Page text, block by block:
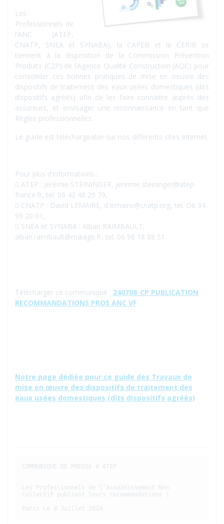
Les
Professionnels de
l’ANC (ATEP,
CNATP, SNEA et SYNABA), la CAPEB et le CERIB se
tiennent à la disposition de la Commission Prévention
Produits (C2P) de l’Agence Qualité Construction (AQC) pour
consolider ces bonnes pratiques de mise en oeuvre des
dispositifs de traitement des eaux usées domestiques (dits
dispositifs agréés) afin de les faire connaitre auprès des
assureurs, et envisager une reconnaissance en tant que
Règles professionnelles.
Le guide est téléchargeable sur nos différents sites Internet.
Pour plus d’informations :
 ATEP : Jérémie STEININGER, jeremie.steininger@atep-
france.fr, tel. 06 42 48 29 79,
 CNATP : David LEMAIRE, d.lemaire@cnatp.org, tel. O6 34
99 20 01,
 SNEA et SYNABA : Alban RAIMBAULT,
alban.raimbault@maiage.fr, tel. 06 98 18 88 51.
Télécharger ce communiqué : 240708_CP PUBLICATION
RECOMMANDATIONS PROS ANC VF
Notre page dédiée pour ce guide des Travaux de
mise en œuvre des dispositifs de traitement des
eaux usées domestiques (dits dispositifs agréés)
COMMUNIQUE DE PRESSE © ATEP
Les Professionnels de l’Assainissement Non
Collectif publient leurs recommandations !
Paris Le 8 Juillet 2024